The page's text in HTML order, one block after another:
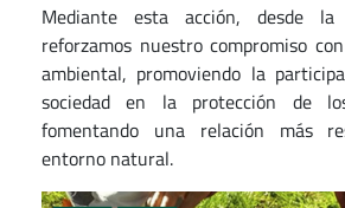
Mediante esta acción, desde
reforzamos nuestro compromiso
ambiental, promoviendo la
sociedad en la protección de
fomentando una relación más
entorno natural.